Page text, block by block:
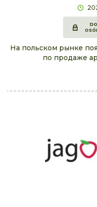
На польском рынке
по продаже